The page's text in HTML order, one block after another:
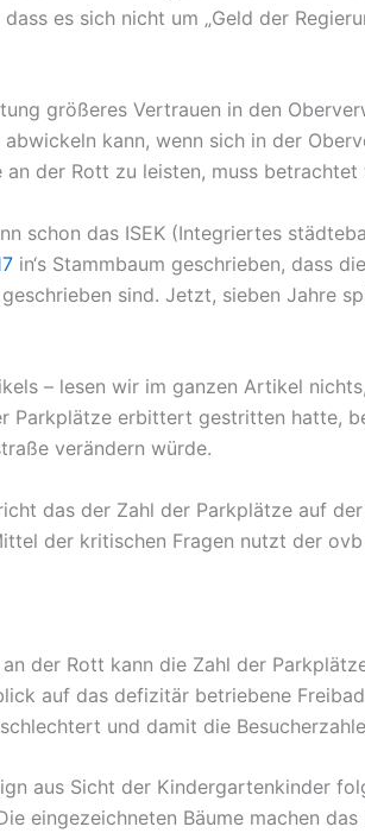
es sich nicht um „Geld der
größeres Vertrauen in den
kann, wenn sich in der
der Rott zu leisten, muss betrachtet
schon das ISEK (Integriertes
in‘s Stammbaum geschrieben, dass
sind. Jetzt, sieben Jahre
– lesen wir im ganzen Artikel
Parkplätze erbittert gestritten hatte,
verändern würde.
das der Zahl der Parkplätze auf
der kritischen Fragen nutzt der
der Rott kann die Zahl der
auf das defizitär betriebene
und damit die
aus Sicht der Kindergartenkinder
eingezeichneten Bäume machen